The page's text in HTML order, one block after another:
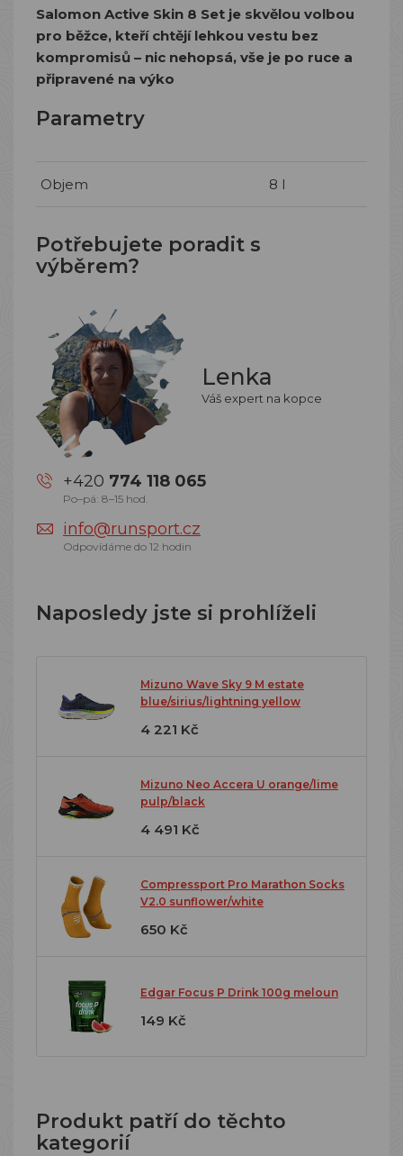
Salomon Active Skin 8 Set je skvělou volbou
pro běžce, kteří chtějí lehkou vestu bez
kompromisů – nic nehopsá, vše je po ruce a
připravené na výko
Parametry
Objem 8 l
Potřebujete poradit s
výběrem?
Lenka
Váš expert na kopce
+420 774 118 065
Po–pá: 8–15 hod.
info@runsport.cz
Odpovídáme do 12 hodin
Naposledy jste si prohlíželi
Mizuno Wave Sky 9 M estate
blue/sirius/lightning yellow
4 221 Kč
Mizuno Neo Accera U orange/lime
pulp/black
4 491 Kč
Compressport Pro Marathon Socks
V2.0 sunflower/white
650 Kč
Edgar Focus P Drink 100g meloun
149 Kč
Produkt patří do těchto
kategorií